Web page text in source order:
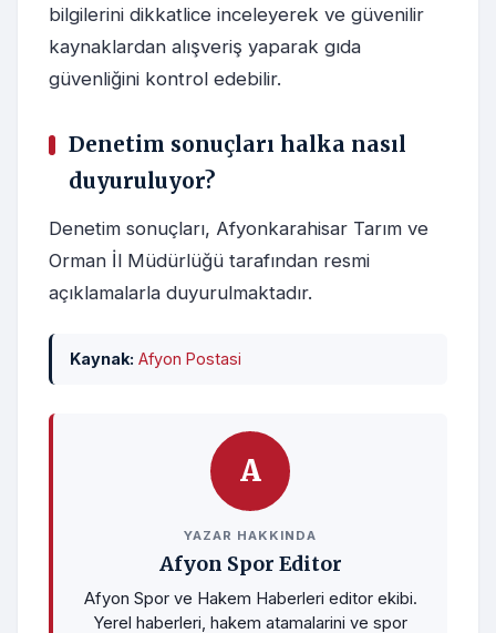
bilgilerini dikkatlice inceleyerek ve güvenilir
kaynaklardan alışveriş yaparak gıda
güvenliğini kontrol edebilir.
Denetim sonuçları halka nasıl
duyuruluyor?
Denetim sonuçları, Afyonkarahisar Tarım ve
Orman İl Müdürlüğü tarafından resmi
açıklamalarla duyurulmaktadır.
Kaynak: Afyon Postasi
A
YAZAR HAKKINDA
Afyon Spor Editor
Afyon Spor ve Hakem Haberleri editor ekibi.
Yerel haberleri, hakem atamalarini ve spor